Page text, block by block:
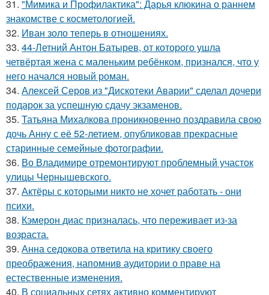
31. "Мимика и Профилактика": Дарья клюкина о раннем
знакомстве с косметологией.
32. Иван золо теперь в отношениях.
33. 44-Летний Антон Батырев, от которого ушла
четвёртая жена с маленьким ребёнком, признался, что у
него начался новый роман.
34. Алексей Серов из "Дискотеки Аварии" сделал дочери
подарок за успешную сдачу экзаменов.
35. Татьяна Михалкова проникновенно поздравила свою
дочь Анну с её 52-летием, опубликовав прекрасные
старинные семейные фотографии.
36. Во Владимире отремонтируют проблемный участок
улицы Чернышевского.
37. Актёры с которыми никто не хочет работать - они
психи.
38. Кэмерон диас призналась, что переживает из-за
возраста.
39. Анна седокова ответила на критику своего
преображения, напомнив аудитории о праве на
естественные изменения.
40. В социальных сетях активно комментируют